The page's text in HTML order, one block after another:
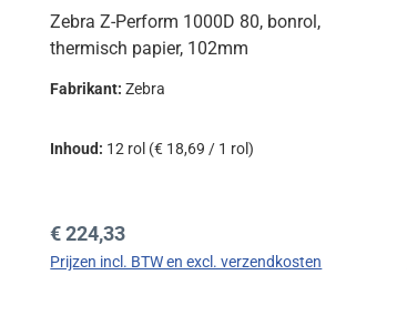
Zebra Z-Perform 1000D 80, bonrol,
thermisch papier, 102mm
Fabrikant:Zebra
Inhoud: 12 rol (€ 18,69 / 1 rol)
Normale prijs:
€ 224,33
Prijzen incl. BTW en excl. verzendkosten